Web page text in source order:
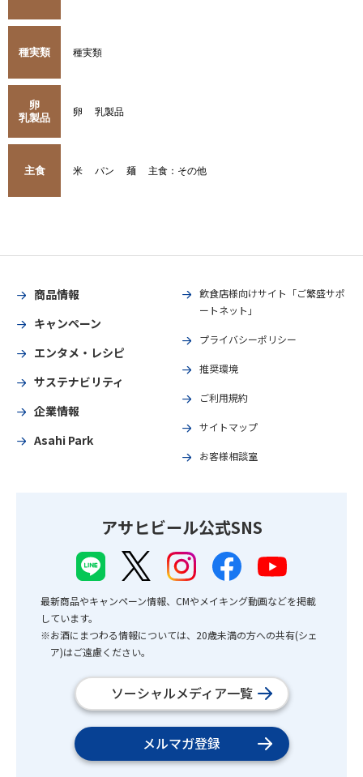
種実類 種実類
卵
乳製品
卵 乳製品
主食 米 パン 麺 主食：その他
商品情報
キャンペーン
エンタメ・レシピ
サステナビリティ
企業情報
Asahi Park
飲食店様向けサイト「ご繁盛サポ
ートネット」
プライバシーポリシー
推奨環境
ご利用規約
サイトマップ
お客様相談室
アサヒビール公式SNS
最新商品やキャンペーン情報、CMやメイキング動画などを掲載
しています。
※お酒にまつわる情報については、20歳未満の方への共有(シェ
ア)はご遠慮ください。
ソーシャルメディア一覧
メルマガ登録